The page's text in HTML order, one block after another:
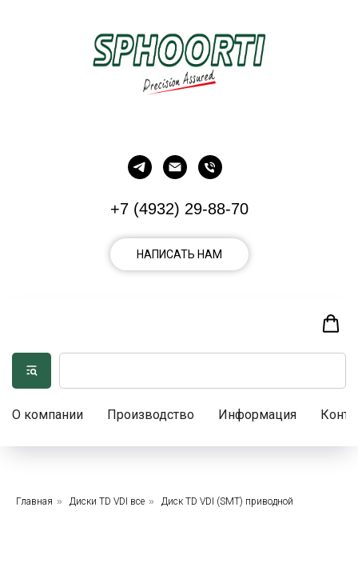
+7 (4932) 29-88-70
НАПИСАТЬ НАМ
О компании Производство Информация
Главная » Диски TD VDI все » Диск TD VDI (SMT) приводной